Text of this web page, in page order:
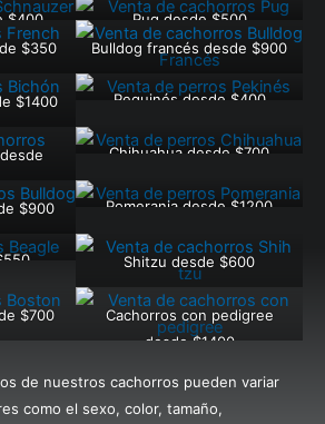
$400
Pug desde $500
$350
Bulldog francés desde $900
$1400 Pequinés desde $400
Chihuahua desde $700
$900 Pomerania desde $1200
Shitzu desde $600
$700
Cachorros con pedigree
desde $1400
de nuestros cachorros pueden variar
como el sexo, color, tamaño,